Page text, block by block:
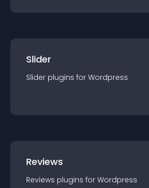
Slider
Slider plugins for Wordpress
Reviews
Reviews plugins for Wordpress